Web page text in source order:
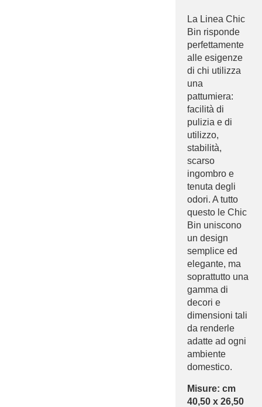
La Linea Chic
Bin risponde
perfettamente
alle esigenze
di chi utilizza
una
pattumiera:
facilità di
pulizia e di
utilizzo,
stabilità,
scarso
ingombro e
tenuta degli
odori. A tutto
questo le Chic
Bin uniscono
un design
semplice ed
elegante, ma
soprattutto una
gamma di
decori e
dimensioni tali
da renderle
adatte ad ogni
ambiente
domestico.
Misure: cm
40,50 x 26,50